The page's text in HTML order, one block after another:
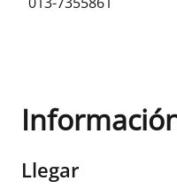
Llegar